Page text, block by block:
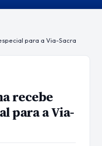
para a Via-Sacra
recebe
para a Via-